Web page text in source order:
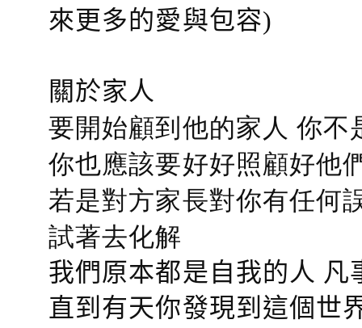
來更多的愛與包容)
關於家人
要開始顧到他的家人 你
你也應該要好好照顧好他
若是對方家長對你有任何
試著去化解
我們原本都是自我的人
直到有天你發現到這個世